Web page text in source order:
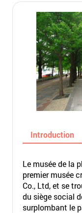
Introduction
Le musée de la
premier musée
Co., Ltd, et se
du siège social
surplombant le